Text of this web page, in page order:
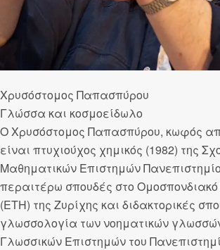
Χρυσόστομος Παπασπύρου
Γλώσσα και κοσμοείδωλο
Ο Χρυσόστομος Παπασπύρου, κωφός
είναι πτυχιούχος χημικός (1982) της
Μαθηματικών Επιστημών
περαιτέρω σπουδές στο Ομοσπονδιακό
(ΕΤΗ) της Ζυρίχης και διδακτορικές
γλωσσολογία των νοηματικών
Γλωσσικών Επιστημών του